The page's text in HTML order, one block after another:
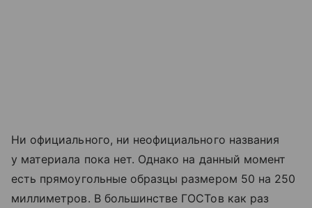
Ни официального, ни неофициального названия
у материала пока нет. Однако на данный момент
есть прямоугольные образцы размером 50 на 250
миллиметров. В большинстве ГОСТов как раз